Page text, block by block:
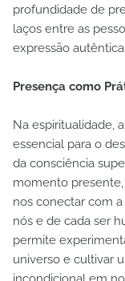
profundidade de
laços entre as
expressão
Presença como
Na espiritualidade,
essencial para o
da consciência
momento
nos conectar com
nós e de cada ser
permite
universo e cultivar